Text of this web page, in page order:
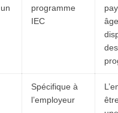
programme
IEC
des
Spécifique à
l’employeur